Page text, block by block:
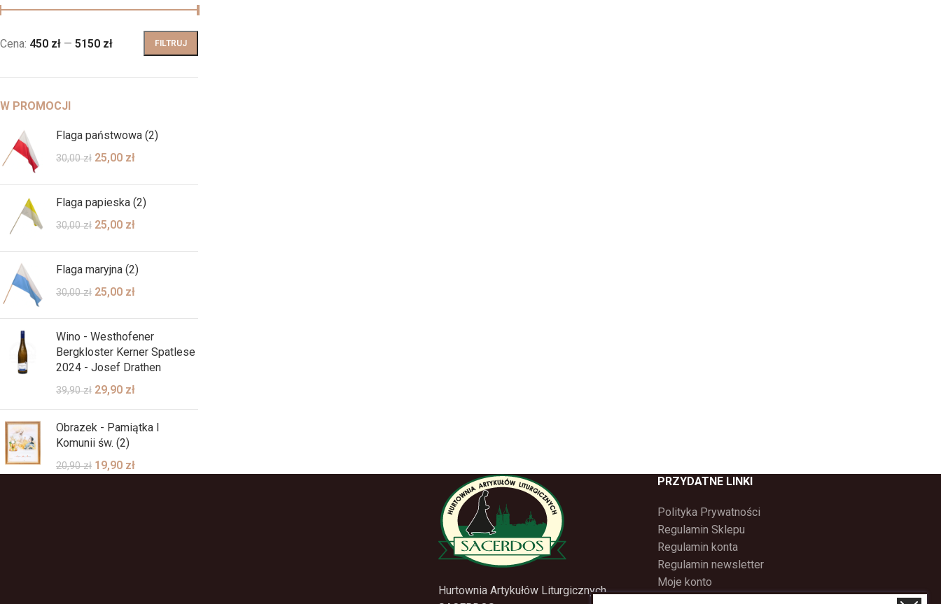
FILTRUJ
Cena: 450 zł — 5150 zł
W PROMOCJI
Flaga państwowa (2)
30,00zł 25,00 zł
Flaga papieska (2)
30,00zł 25,00 zł
Flaga maryjna (2)
30,00zł 25,00 zł
Wino - Westhofener
Bergkloster Kerner Spatlese
2024 - Josef Drathen
39,90zł 29,90 zł
Obrazek - Pamiątka I
Komunii św. (2)
20,90zł 19,90 zł
Hurtownia Artykułów Liturgicznych
PRZYDATNE LINKI
Polityka Prywatności
Regulamin Sklepu
Regulamin konta
Regulamin newsletter
Moje konto